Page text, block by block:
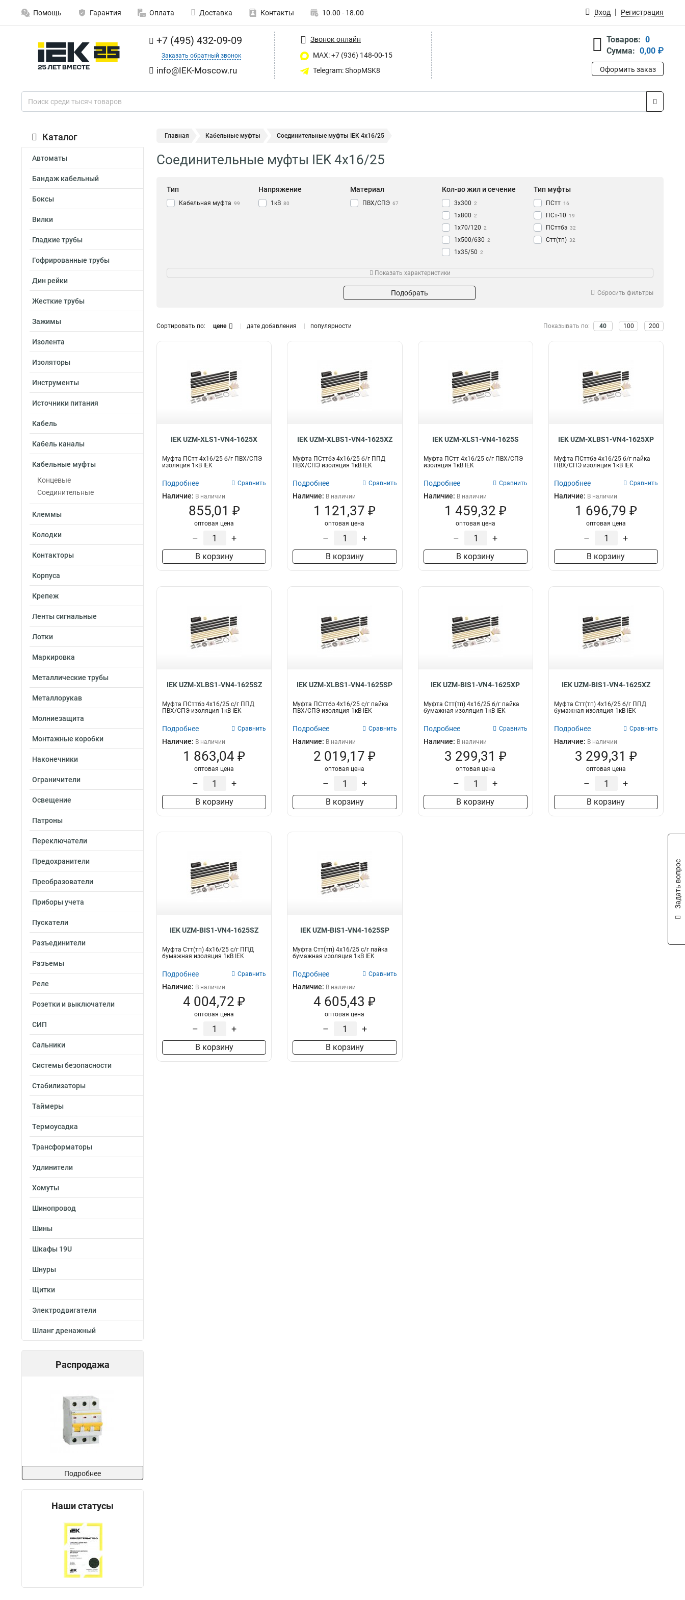
Помощь Гарантия Оплата Доставка Контакты 10.00 - 18.00 Вход Регистрация
+7 (495) 432-09-09
Заказать обратный звонок
info@IEK-Moscow.ru
Звонок онлайн
MAX: +7 (936) 148-00-15
Telegram: ShopMSK8
Товаров: 0
Сумма: 0,00 ₽
Оформить заказ
Каталог
Автоматы
Бандаж кабельный
Боксы
Вилки
Гладкие трубы
Гофрированные трубы
Дин рейки
Жесткие трубы
Зажимы
Изолента
Изоляторы
Инструменты
Источники питания
Кабель
Кабель каналы
Кабельные муфты
Концевые
Соединительные
Клеммы
Колодки
Контакторы
Корпуса
Крепеж
Ленты сигнальные
Лотки
Маркировка
Металлические трубы
Металлорукав
Молниезащита
Монтажные коробки
Наконечники
Ограничители
Освещение
Патроны
Переключатели
Предохранители
Преобразователи
Приборы учета
Пускатели
Разъединители
Разъемы
Реле
Розетки и выключатели
СИП
Сальники
Системы безопасности
Стабилизаторы
Таймеры
Термоусадка
Трансформаторы
Удлинители
Хомуты
Шинопровод
Шины
Шкафы 19U
Шнуры
Щитки
Электродвигатели
Шланг дренажный
Распродажа
Подробнее
Наши статусы
Главная Кабельные муфты Соединительные муфты IEK 4х16/25
Соединительные муфты IEK 4х16/25
Тип
Кабельная муфта 99
Напряжение
1кВ 80
Материал
ПВХ/СПЭ 67
Кол-во жил и сечение
3х300 2
1х800 2
1х70/120 2
1х500/630 2
1х35/50 2
1х150/240 2
3х150/240
3х16/25
3х35/50 6
4х70/120 10
4х35/50 10
Тип муфты
ПСтт 16
ПСт-10 19
ПСттбэ 32
Стт(тп) 32
Нет 49
Показать характеристики
Подобрать Сбросить фильтры
Сортировать по: цене дате добавления популярности Показывать по: 40 100 200
IEK UZM-XLS1-VN4-1625X
Муфта ПСтт 4х16/25 б/г ПВХ/СПЭ
изоляция 1кВ IEK
Подробнее Сравнить
Наличие: В наличии
855,01 ₽
оптовая цена
– +
В корзину
IEK UZM-XLBS1-VN4-1625XZ
Муфта ПСттбэ 4х16/25 б/г ППД
ПВХ/СПЭ изоляция 1кВ IEK
Подробнее Сравнить
Наличие: В наличии
1 121,37 ₽
оптовая цена
– +
В корзину
IEK UZM-XLS1-VN4-1625S
Муфта ПСтт 4х16/25 с/г ПВХ/СПЭ
изоляция 1кВ IEK
Подробнее Сравнить
Наличие: В наличии
1 459,32 ₽
оптовая цена
– +
В корзину
IEK UZM-XLBS1-VN4-1625XP
Муфта ПСттбэ 4х16/25 б/г пайка
ПВХ/СПЭ изоляция 1кВ IEK
Подробнее Сравнить
Наличие: В наличии
1 696,79 ₽
оптовая цена
– +
В корзину
IEK UZM-XLBS1-VN4-1625SZ
Муфта ПСттбэ 4х16/25 с/г ППД
ПВХ/СПЭ изоляция 1кВ IEK
Подробнее Сравнить
Наличие: В наличии
1 863,04 ₽
оптовая цена
– +
В корзину
IEK UZM-XLBS1-VN4-1625SP
Муфта ПСттбэ 4х16/25 с/г пайка
ПВХ/СПЭ изоляция 1кВ IEK
Подробнее Сравнить
Наличие: В наличии
2 019,17 ₽
оптовая цена
– +
В корзину
IEK UZM-BIS1-VN4-1625XP
Муфта Стт(тп) 4х16/25 б/г пайка
бумажная изоляция 1кВ IEK
Подробнее Сравнить
Наличие: В наличии
3 299,31 ₽
оптовая цена
– +
В корзину
IEK UZM-BIS1-VN4-1625XZ
Муфта Стт(тп) 4х16/25 б/г ППД
бумажная изоляция 1кВ IEK
Подробнее Сравнить
Наличие: В наличии
3 299,31 ₽
оптовая цена
– +
В корзину
IEK UZM-BIS1-VN4-1625SZ
Муфта Стт(тп) 4х16/25 с/г ППД
бумажная изоляция 1кВ IEK
Подробнее Сравнить
Наличие: В наличии
4 004,72 ₽
оптовая цена
– +
В корзину
IEK UZM-BIS1-VN4-1625SP
Муфта Стт(тп) 4х16/25 с/г пайка
бумажная изоляция 1кВ IEK
Подробнее Сравнить
Наличие: В наличии
4 605,43 ₽
оптовая цена
– +
В корзину
Задать вопрос